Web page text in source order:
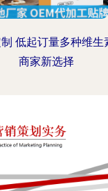
低起订量多种维
商家新选择